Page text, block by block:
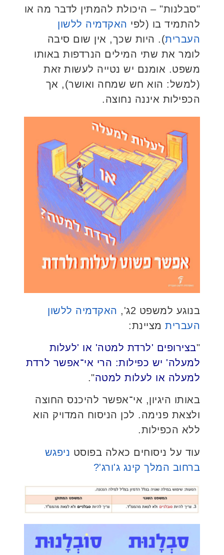
"סבלנות" – היכולת להמתין לדבר מה או
להתמיד בו (לפי האקדמיה ללשון
העברית). היות שכך, אין שום סיבה
לומר את שתי המילים הנרדפות באותו
משפט. אומנם יש נטייה לעשות זאת
(למשל: הוא חש שמחה ואושר), אך
הכפילות איננה נחוצה.
בנוגע למשפט 2ג',
האקדמיה ללשון
העברית מציינת:
"בצירופים 'לרדת למטה' או 'לעלות
למעלה' יש כפילות: הרי אי־אפשר לרדת
למעלה או לעלות למטה".
באותו היגיון, אי־אפשר להיכנס החוצה
ולצאת פנימה. לכן הניסוח המדויק הוא
ללא הכפילות.
עוד על ניסוחים כאלה בפוסט ניפגש
ברחוב המלך קינג ג'ורג'?